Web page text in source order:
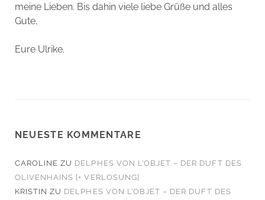
meine Lieben. Bis dahin viele liebe Grüße und alles
Gute,
Eure Ulrike.
NEUESTE KOMMENTARE
CAROLINE ZU DELPHES VON L’OBJET – DER DUFT DES
OLIVENHAINS [+ VERLOSUNG]
KRISTIN ZU DELPHES VON L’OBJET – DER DUFT DES